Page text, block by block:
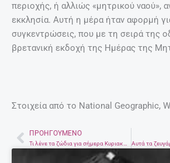
περιοχής, ή αλλιώς «μητρικού ναού»,
εκκλησία. Αυτή η μέρα ήταν αφορμή
συγκεντρώσεις, που με τη σειρά της
βρετανική εκδοχή της Ημέρας της
Στοιχεία από το National Geographic,
Prev
ΠΡΟΗΓΟΎΜΕΝΟ